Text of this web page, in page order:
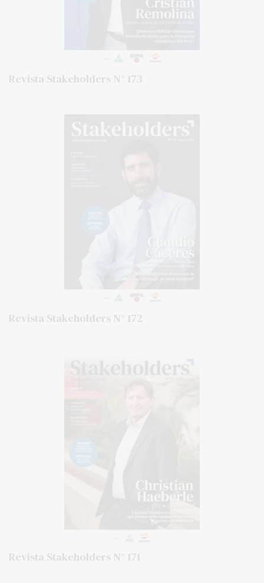
Revista Stakeholders N° 173
Revista Stakeholders N° 172
Revista Stakeholders N° 171